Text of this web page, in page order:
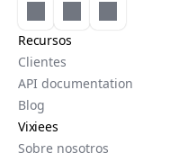
Recursos
Clientes
API documentation
Blog
Vixiees
Sobre nosotros